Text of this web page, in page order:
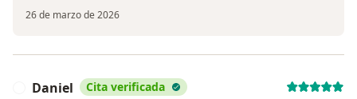
26 de marzo de 2026
Daniel Cita verificada